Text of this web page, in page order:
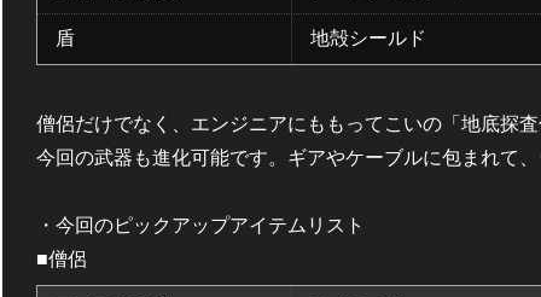
盾 地殻シールド
僧侶だけでなく、エンジニアにももってこいの「地底探
今回の武器も進化可能です。ギアやケーブルに包まれて
・今回のピックアップアイテムリスト
■僧侶